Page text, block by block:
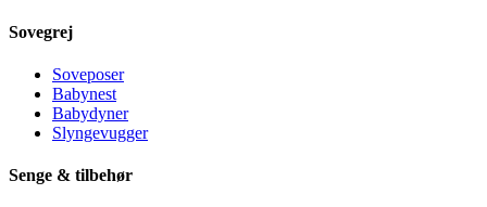
Sovegrej
Soveposer
Babynest
Babydyner
Slyngevugger
Senge & tilbehør